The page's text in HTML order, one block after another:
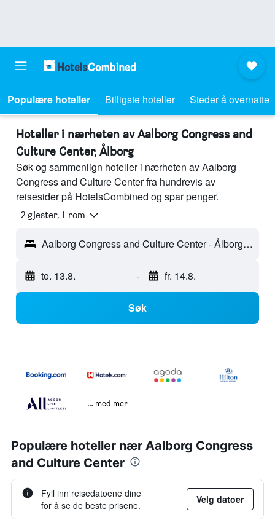
Populære hoteller Billigste hoteller Steder å overnatte
Hoteller i nærheten av Aalborg Congress and
Culture Center, Ålborg
Søk og sammenlign hoteller i nærheten av Aalborg
Congress and Culture Center fra hundrevis av
reisesider på HotelsCombined og spar penger.
2 gjester, 1 rom
Aalborg Congress and Culture Center - Ålborg, Danmark
to. 13.8. - fr. 14.8.
Søk
… med mer
Populære hoteller nær Aalborg Congress
and Culture Center
Fyll inn reisedatoene dine
for å se de beste prisene.
Velg datoer